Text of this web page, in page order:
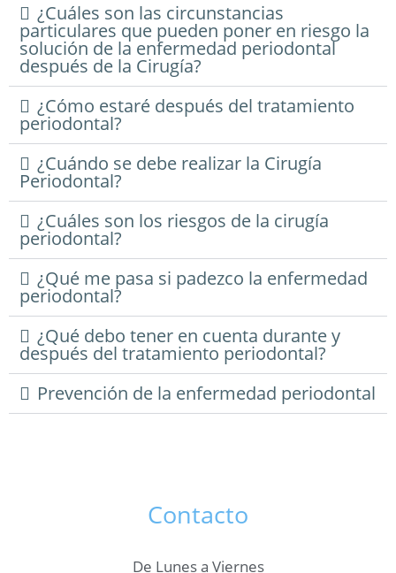
¿Cuáles son las circunstancias
particulares que pueden poner en riesgo la
solución de la enfermedad periodontal
después de la Cirugía?
¿Cómo estaré después del tratamiento
periodontal?
¿Cuándo se debe realizar la Cirugía
Periodontal?
¿Cuáles son los riesgos de la cirugía
periodontal?
¿Qué me pasa si padezco la enfermedad
periodontal?
¿Qué debo tener en cuenta durante y
después del tratamiento periodontal?
Prevención de la enfermedad periodontal
Contacto
De Lunes a Viernes